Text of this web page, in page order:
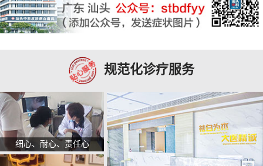
规范化诊疗服务
细心、耐心、责任心